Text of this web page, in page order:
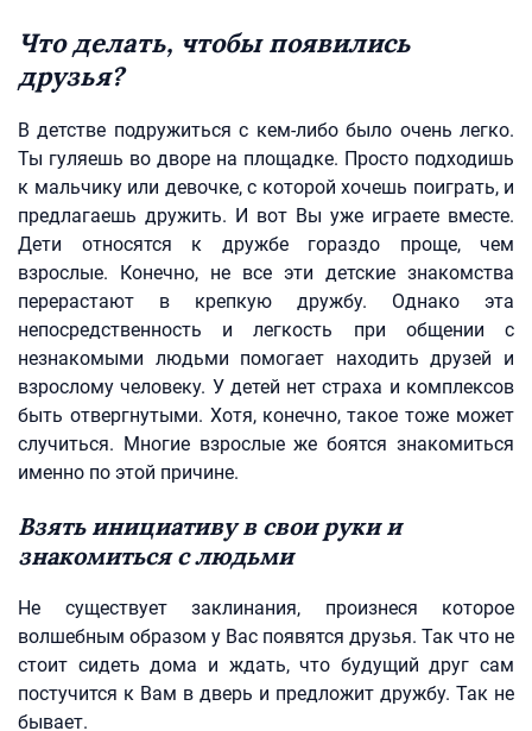
Что делать, чтобы появились
друзья?
В детстве подружиться с кем-либо было очень легко.
Ты гуляешь во дворе на площадке. Просто подходишь
к мальчику или девочке, с которой хочешь поиграть, и
предлагаешь дружить. И вот Вы уже играете вместе.
Дети относятся к дружбе гораздо проще, чем
взрослые. Конечно, не все эти детские знакомства
перерастают в крепкую дружбу. Однако эта
непосредственность и легкость при общении с
незнакомыми людьми помогает находить друзей и
взрослому человеку. У детей нет страха и комплексов
быть отвергнутыми. Хотя, конечно, такое тоже может
случиться. Многие взрослые же боятся знакомиться
именно по этой причине.
Взять инициативу в свои руки и
знакомиться с людьми
Не существует заклинания, произнеся которое
волшебным образом у Вас появятся друзья. Так что не
стоит сидеть дома и ждать, что будущий друг сам
постучится к Вам в дверь и предложит дружбу. Так не
бывает.